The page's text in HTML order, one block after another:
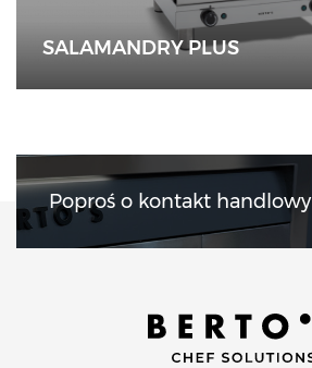
SALAMANDRY PLUS
Poproś o kontakt handlowy